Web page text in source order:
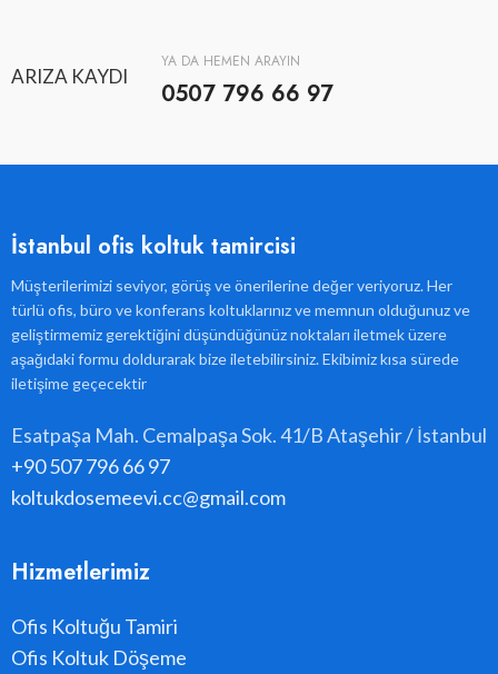
ARIZA KAYDI
YA DA HEMEN ARAYIN
0507 796 66 97
İstanbul ofis koltuk tamircisi
Müşterilerimizi seviyor, görüş ve önerilerine değer veriyoruz. Her
türlü ofis, büro ve konferans koltuklarınız ve memnun olduğunuz ve
geliştirmemiz gerektiğini düşündüğünüz noktaları iletmek üzere
aşağıdaki formu doldurarak bize iletebilirsiniz. Ekibimiz kısa sürede
iletişime geçecektir
Esatpaşa Mah. Cemalpaşa Sok. 41/B Ataşehir / İstanbul
+90 507 796 66 97
koltukdosemeevi.cc@gmail.com
Hizmetlerimiz
Ofis Koltuğu Tamiri
Ofis Koltuk Döşeme